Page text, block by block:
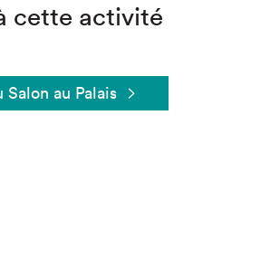
cette activité
au Palais